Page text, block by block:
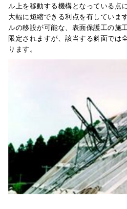
ル上を移動する機構となっている点
大幅に短縮できる利点を有していま
ルの移設が可能な、表面保護工の施
限定されますが、該当する斜面では
ります。